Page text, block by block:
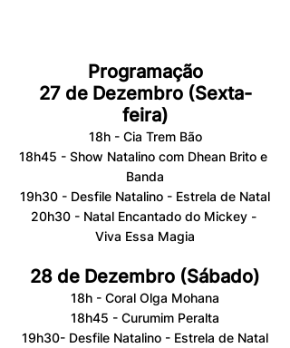
Programação
27 de Dezembro (Sexta-
feira)
18h - Cia Trem Bão
18h45 - Show Natalino com Dhean Brito e
Banda
19h30 - Desfile Natalino - Estrela de Natal
20h30 - Natal Encantado do Mickey -
Viva Essa Magia
28 de Dezembro (Sábado)
18h - Coral Olga Mohana
18h45 - Curumim Peralta
19h30- Desfile Natalino - Estrela de Natal